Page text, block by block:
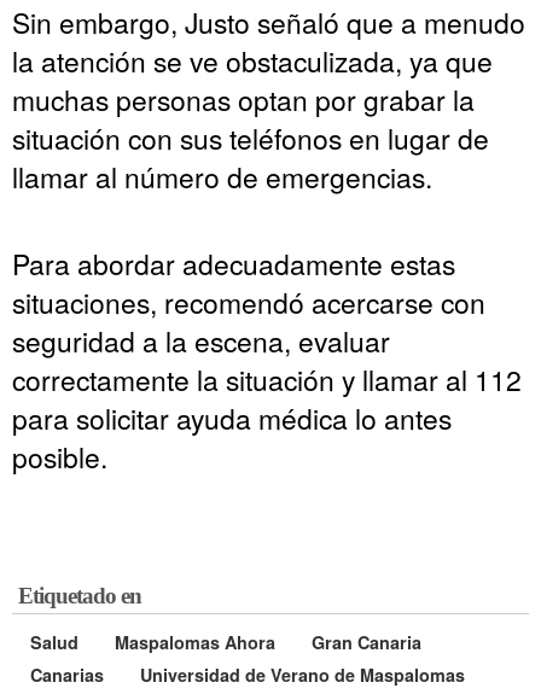
Sin embargo, Justo señaló que a menudo
la atención se ve obstaculizada, ya que
muchas personas optan por grabar la
situación con sus teléfonos en lugar de
llamar al número de emergencias.
Para abordar adecuadamente estas
situaciones, recomendó acercarse con
seguridad a la escena, evaluar
correctamente la situación y llamar al 112
para solicitar ayuda médica lo antes
posible.
Etiquetado en
Salud Maspalomas Ahora
Gran Canaria
Canarias
Universidad de Verano de Maspalomas